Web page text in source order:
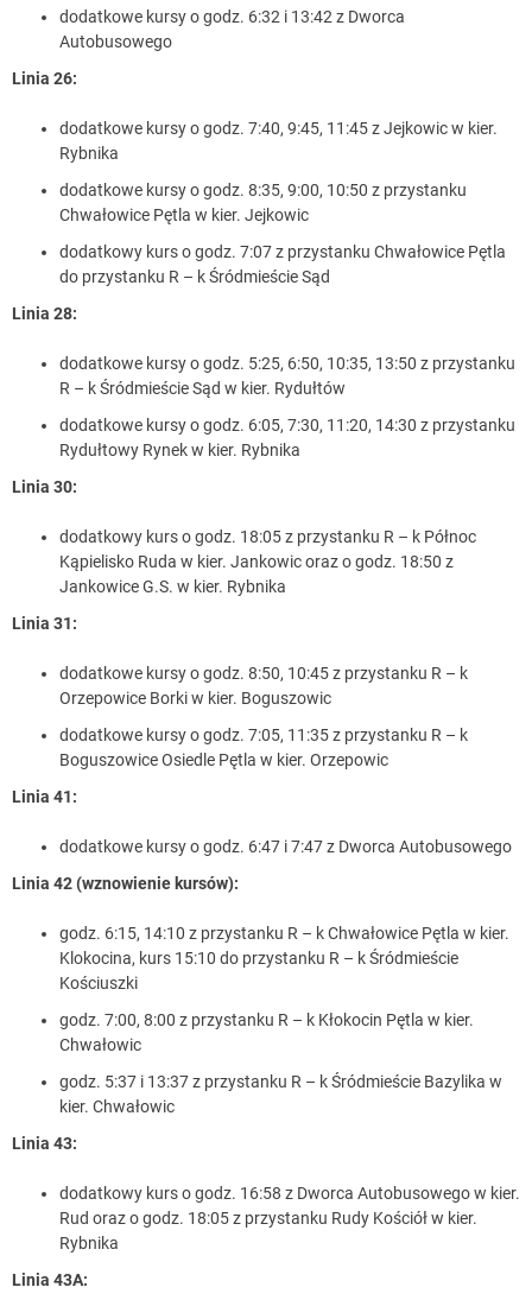
dodatkowe kursy o godz. 6:32 i 13:42 z Dworca
Autobusowego
Linia 26:
dodatkowe kursy o godz. 7:40, 9:45, 11:45 z Jejkowic w kier.
Rybnika
dodatkowe kursy o godz. 8:35, 9:00, 10:50 z przystanku
Chwałowice Pętla w kier. Jejkowic
dodatkowy kurs o godz. 7:07 z przystanku Chwałowice Pętla
do przystanku R – k Śródmieście Sąd
Linia 28:
dodatkowe kursy o godz. 5:25, 6:50, 10:35, 13:50 z przystanku
R – k Śródmieście Sąd w kier. Rydułtów
dodatkowe kursy o godz. 6:05, 7:30, 11:20, 14:30 z przystanku
Rydułtowy Rynek w kier. Rybnika
Linia 30:
dodatkowy kurs o godz. 18:05 z przystanku R – k Północ
Kąpielisko Ruda w kier. Jankowic oraz o godz. 18:50 z
Jankowice G.S. w kier. Rybnika
Linia 31:
dodatkowe kursy o godz. 8:50, 10:45 z przystanku R – k
Orzepowice Borki w kier. Boguszowic
dodatkowe kursy o godz. 7:05, 11:35 z przystanku R – k
Boguszowice Osiedle Pętla w kier. Orzepowic
Linia 41:
dodatkowe kursy o godz. 6:47 i 7:47 z Dworca Autobusowego
Linia 42 (wznowienie kursów):
godz. 6:15, 14:10 z przystanku R – k Chwałowice Pętla w kier.
Klokocina, kurs 15:10 do przystanku R – k Śródmieście
Kościuszki
godz. 7:00, 8:00 z przystanku R – k Kłokocin Pętla w kier.
Chwałowic
godz. 5:37 i 13:37 z przystanku R – k Śródmieście Bazylika w
kier. Chwałowic
Linia 43:
dodatkowy kurs o godz. 16:58 z Dworca Autobusowego w kier.
Rud oraz o godz. 18:05 z przystanku Rudy Kościół w kier.
Rybnika
Linia 43A: